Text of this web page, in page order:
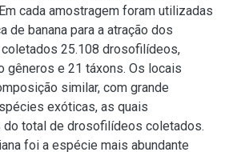
cada amostragem foram utilizadas
de banana para a atração dos
25.108 drosofilídeos,
gêneros e 21 táxons. Os locais
similar, com grande
exóticas, as quais
do total de drosofilídeos coletados.
foi a espécie mais abundante